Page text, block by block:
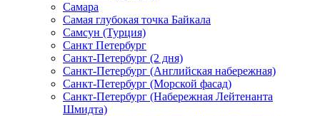
Самара
Самая глубокая точка Байкала
Самсун (Турция)
Санкт Петербург
Санкт-Петербург (2 дня)
Санкт-Петербург (Английская набережная)
Санкт-Петербург (Морской фасад)
Санкт-Петербург (Набережная Лейтенанта
Шмидта)